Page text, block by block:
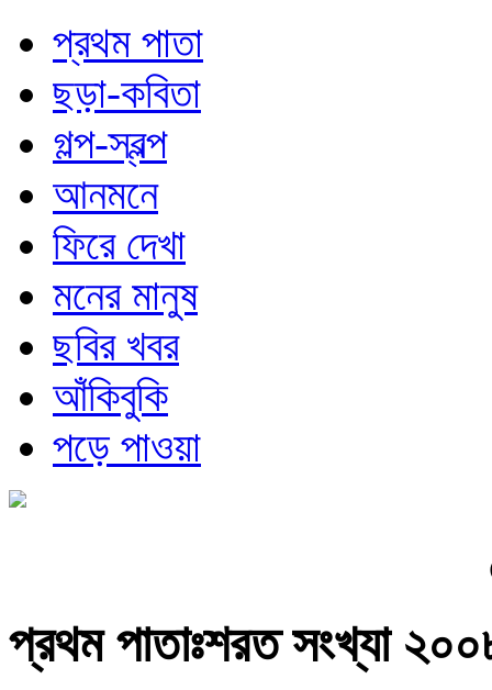
প্রথম পাতা
ছড়া-কবিতা
গল্প-স্বল্প
আনমনে
ফিরে দেখা
মনের মানুষ
ছবির খবর
আঁকিবুকি
পড়ে পাওয়া
প্রথম পাতাঃশরত সংখ্যা